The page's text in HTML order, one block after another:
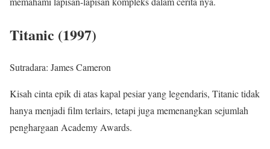
Titanic (1997)
Sutradara: James Cameron
Kisah cinta epik di atas kapal pesiar yang legendaris, Titanic tidak
hanya menjadi film terlairs, tetapi juga memenangkan sejumlah
penghargaan Academy Awards.